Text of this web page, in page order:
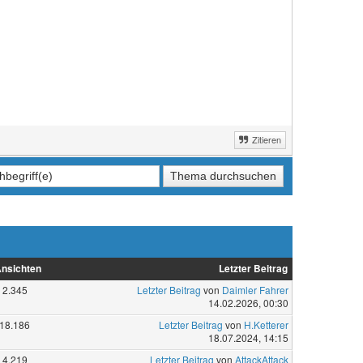
Zitieren
Letzter Beitrag
2.345 Letzter Beitrag von Daimler Fahrer
14.02.2026, 00:30
18.186 Letzter Beitrag von H.Ketterer
18.07.2024, 14:15
4.219 Letzter Beitrag von AttackAttack